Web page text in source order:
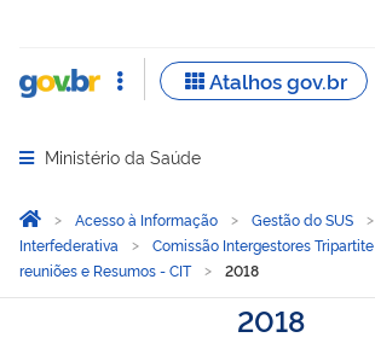
Abrir menu principal de navegação
Ministério da Saúde
Você está aqui:
Página Inicial
Acesso à Informação Gestão do SUS
Interfederativa
Comissão Intergestores Tripartite
reuniões e Resumos - CIT
2018
2018